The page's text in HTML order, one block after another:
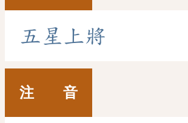
五 星 上將
注 音